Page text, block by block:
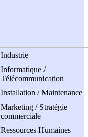
Industrie
Informatique /
Télécommunication
Installation / Maintenance
Marketing / Stratégie
commerciale
Ressources Humaines